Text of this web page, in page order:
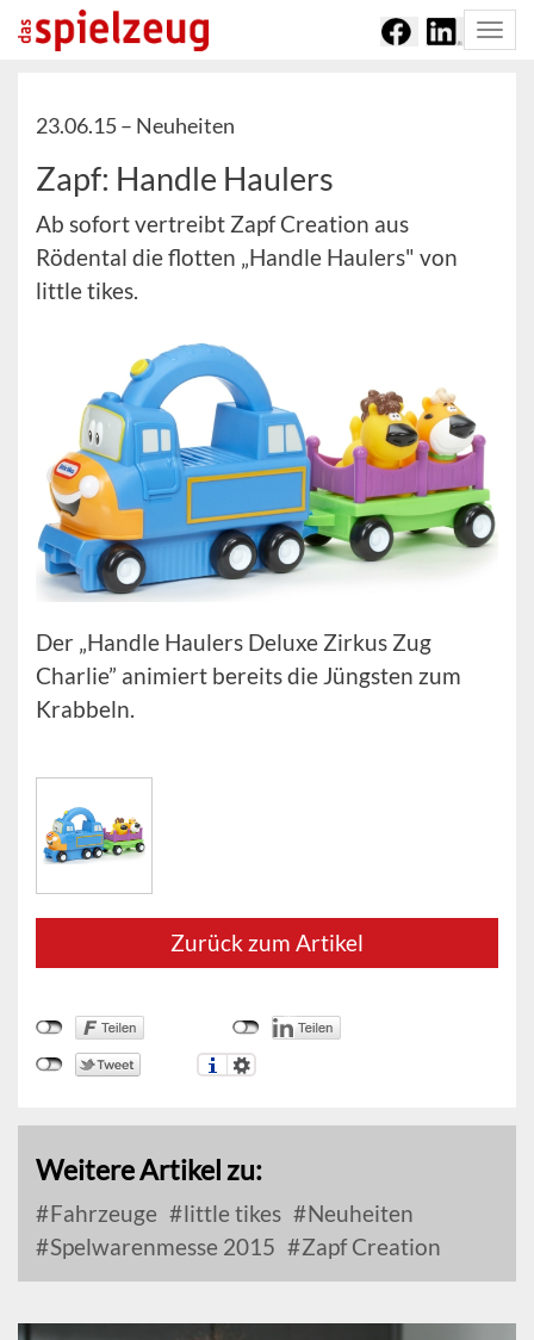
23.06.15 – Neuheiten
Zapf: Handle Haulers
Ab sofort vertreibt Zapf Creation aus
Rödental die flotten „Handle Haulers" von
little tikes.
Der „Handle Haulers Deluxe Zirkus Zug
Charlie” animiert bereits die Jüngsten zum
Krabbeln.
Zurück zum Artikel
Weitere Artikel zu:
Fahrzeuge little tikes
Neuheiten
Spelwarenmesse 2015
Zapf Creation